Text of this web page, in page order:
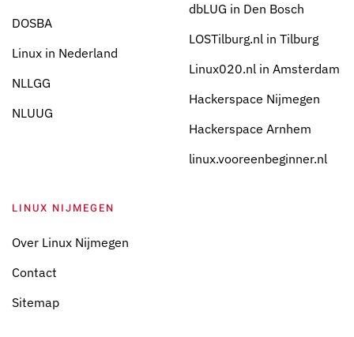
DOSBA
Linux in Nederland
NLLGG
NLUUG
dbLUG in Den Bosch
LOSTilburg.nl in Tilburg
Linux020.nl in Amsterdam
Hackerspace Nijmegen
Hackerspace Arnhem
linux.vooreenbeginner.nl
LINUX NIJMEGEN
Over Linux Nijmegen
Contact
Sitemap